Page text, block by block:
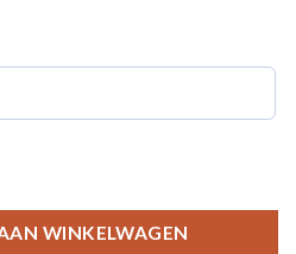
WINKELWAGEN